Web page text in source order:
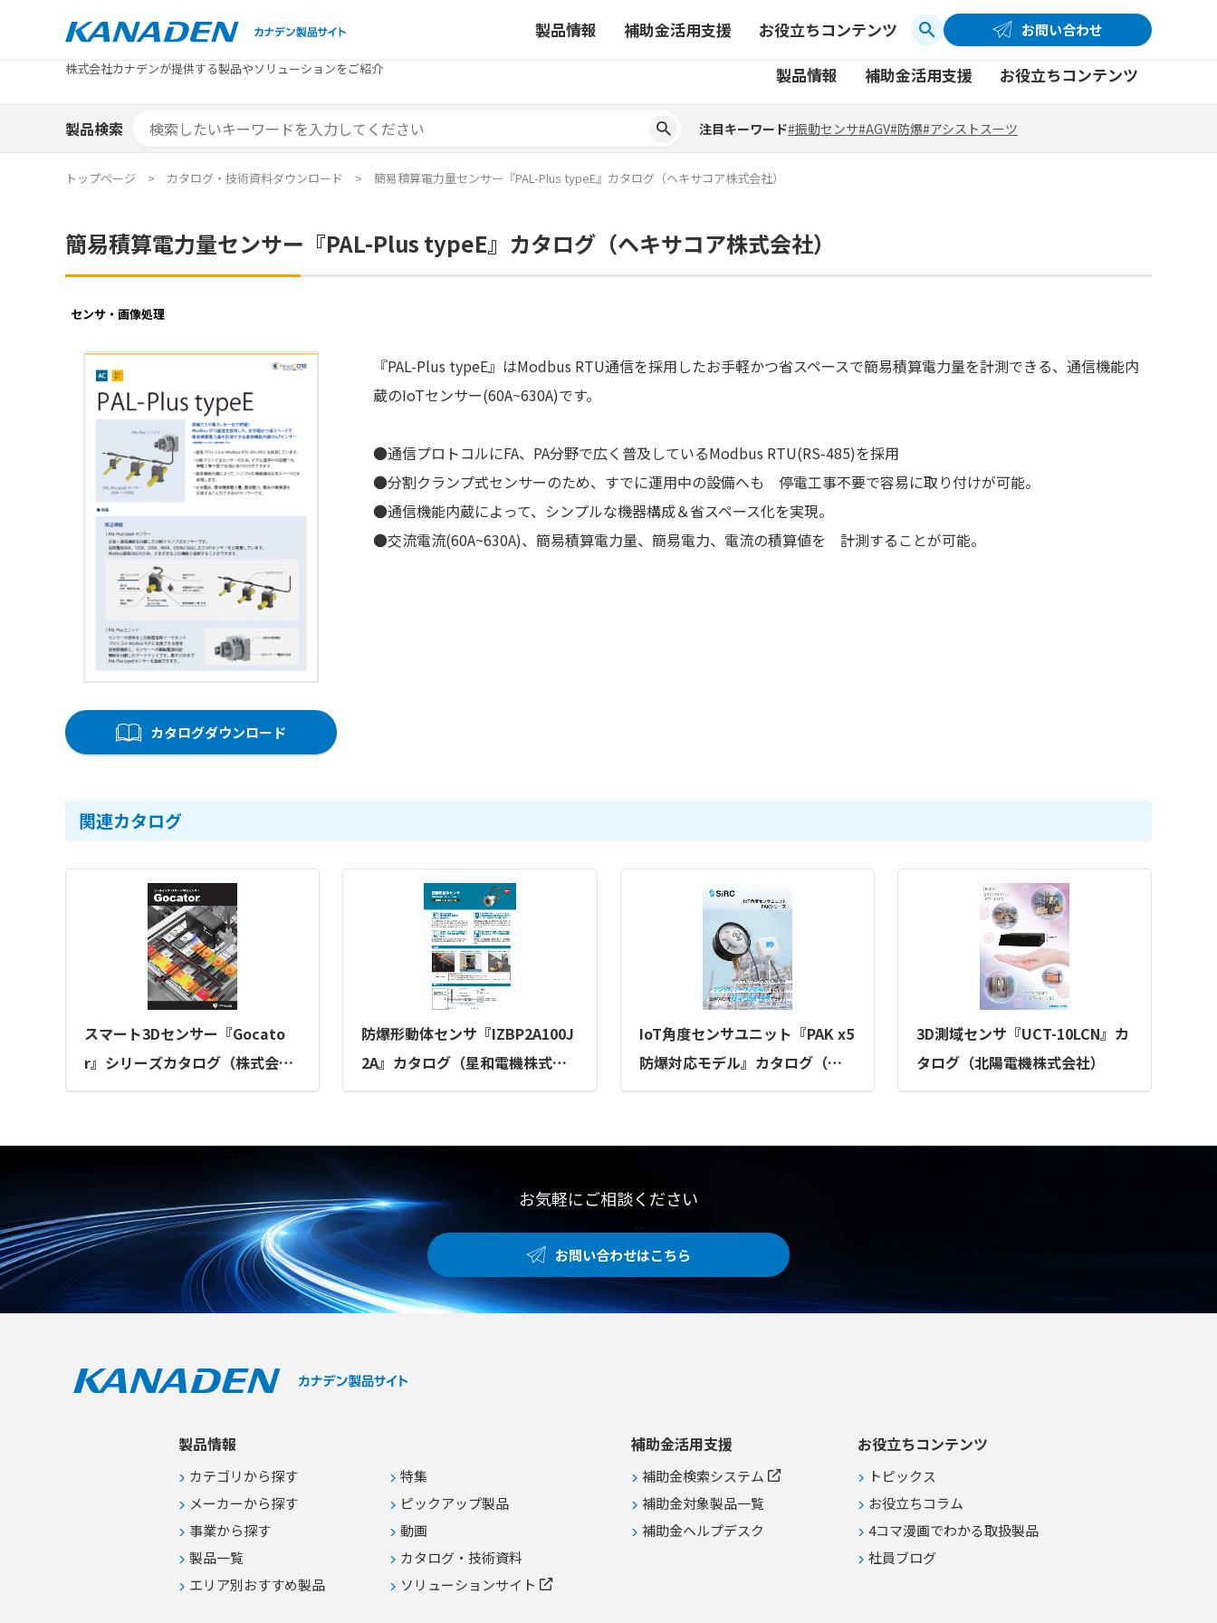
お問い合わせ
製品情報
カテゴリから探す メーカーから探す 事業から探す 製品一覧
エリア別おすすめ製品 特集 ピックアップ製品
カタログ・技術資料 ソリューションサイト
補助金活用支援
補助金検索システム 補助金対象製品一覧 補助金ヘルプデスク
お役立ちコンテンツ
トピックス お役立ちコラム 4コマ漫画でわかる取扱製品 社員ブログ
製品検索 注目キーワード#振動センサ#AGV#防爆#アシストスーツ
株式会社カナデンが提供する製品やソリューションをご紹介
コーポレートサイト お問い合わせ
製品情報
カテゴリから探す メーカーから探す 事業から探す 製品一覧
補助金活用支援
補助金検索システム 補助金対象製品一覧 補助金ヘルプデスク
お役立ちコンテンツ
トピックス お役立ちコラム 4コマ漫画でわかる取扱製品 社員ブログ
製品検索 注目キーワード#振動センサ#AGV#防爆#アシストスーツ
トップページ カタログ・技術資料ダウンロード 簡易積算電力量センサー『PAL-Plus typeE』カタログ（ヘキサコア株式会社）
簡易積算電力量センサー『PAL-Plus typeE』カタログ（ヘキサコア株式会社）
センサ・画像処理
カタログダウンロード
『PAL-Plus typeE』はModbus RTU通信を採用したお手軽かつ省スペースで簡易積算電力量を計測できる、通信機能内
蔵のIoTセンサー(60A~630A)です。
●通信プロトコルにFA、PA分野で広く普及しているModbus RTU(RS-485)を採用
●分割クランプ式センサーのため、すでに運用中の設備へも 停電工事不要で容易に取り付けが可能。
●通信機能内蔵によって、シンプルな機器構成＆省スペース化を実現。
●交流電流(60A~630A)、簡易積算電力量、簡易電力、電流の積算値を 計測することが可能。
関連カタログ
スマート3Dセンサー『Gocato
r』シリーズカタログ（株式会社
リンクス）
防爆形動体センサ『IZBP2A100J
2A』カタログ（星和電機株式会
社）
IoT角度センサユニット『PAK x5
防爆対応モデル』カタログ（株
式会社SIRC）
3D測域センサ『UCT-10LCN』カ
タログ（北陽電機株式会社）
お気軽にご相談ください
お問い合わせはこちら
製品情報
カテゴリから探す
メーカーから探す
事業から探す
製品一覧
エリア別おすすめ製品
特集
ピックアップ製品
動画
カタログ・技術資料
ソリューションサイト
補助金活用支援
補助金検索システム
補助金対象製品一覧
補助金ヘルプデスク
お役立ちコンテンツ
トピックス
お役立ちコラム
4コマ漫画でわかる取扱製品
社員ブログ